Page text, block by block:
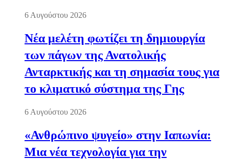
6 Αυγούστου 2026
Νέα μελέτη φωτίζει τη δημιουργία
των πάγων της Ανατολικής
Ανταρκτικής και τη σημασία τους για
το κλιματικό σύστημα της Γης
6 Αυγούστου 2026
«Ανθρώπινο ψυγείο» στην Ιαπωνία:
Μια νέα τεχνολογία για την